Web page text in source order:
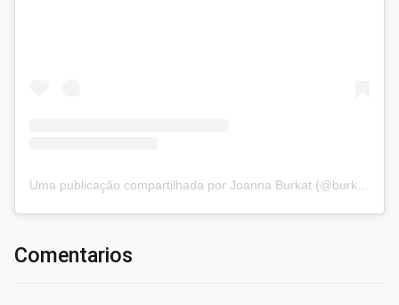
Comentarios